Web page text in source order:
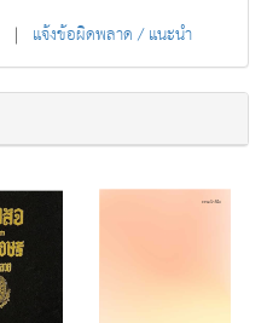
| แจ้งข้อผิดพลาด / แนะนำ